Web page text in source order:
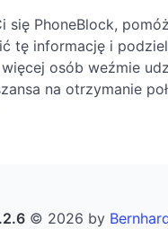
się PhoneBlock, pomóż
tę informację i
osób weźmie
na otrzymanie
© 2026 by